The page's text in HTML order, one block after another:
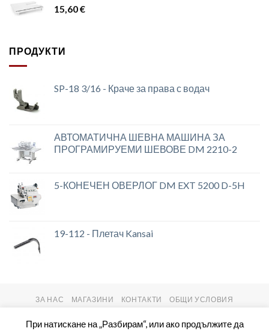
15,60€
ПРОДУКТИ
SP-18 3/16 - Краче за права с водач
АВТОМАТИЧНА ШЕВНА МАШИНА ЗА
ПРОГРАМИРУЕМИ ШЕВОВЕ DM 2210-2
5-КОНЕЧЕН ОВЕРЛОГ DM EXT 5200 D-5H
19-112 - Плетач Kansai
ЗА НАС МАГАЗИНИ КОНТАКТИ ОБЩИ УСЛОВИЯ
При натискане на „Разбирам“, или ако продължите да